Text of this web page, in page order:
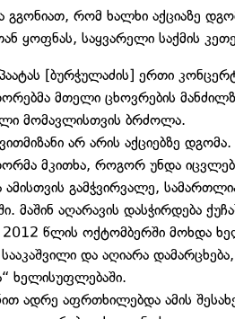
რომ ხალხი აქციაზე
ყოფნას, საყვარელი საქმის
[ბურჭულაძის] ერთი
მთელი ცხოვრების
მომავლისთვის ბრძოლა.
არ არის აქციებზე
მკითხა, როგორ უნდა
ამისთვის გამჭვირვალე,
მაშინ აღარავის დასჭირდება
წლის ოქტომბერში მოხდა
და აღიარა
ხელისუფლებაში.
ადრე აფრთხილებდა ამის